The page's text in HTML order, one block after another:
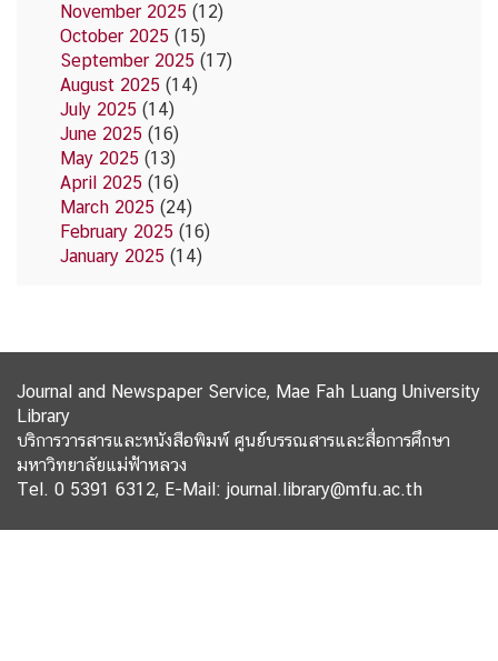
November 2025 (12)
October 2025 (15)
September 2025 (17)
August 2025 (14)
July 2025 (14)
June 2025 (16)
May 2025 (13)
April 2025 (16)
March 2025 (24)
February 2025 (16)
January 2025 (14)
Journal and Newspaper Service, Mae Fah Luang University
Library
บริการวารสารและหนังสือพิมพ์ ศูนย์บรรณสารและสื่อการศึกษา
มหาวิทยาลัยแม่ฟ้าหลวง
Tel. 0 5391 6312, E-Mail: journal.library@mfu.ac.th